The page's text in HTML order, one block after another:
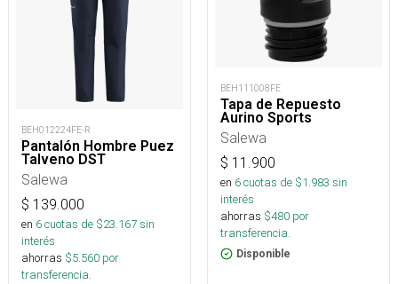
BEH012224FE-R
Pantalón Hombre Puez
Talveno DST
Salewa
$ 139.000
en 6cuotas de $23.167sin
interés
ahorras $5.560 por
transferencia.
BEH111008FE
Tapa de Repuesto
Aurino Sports
Salewa
$ 11.900
en 6cuotas de $1.983 sin
interés
ahorras $480 por
transferencia.
Disponible